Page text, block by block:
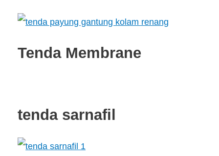
Tenda Membrane
tenda sarnafil